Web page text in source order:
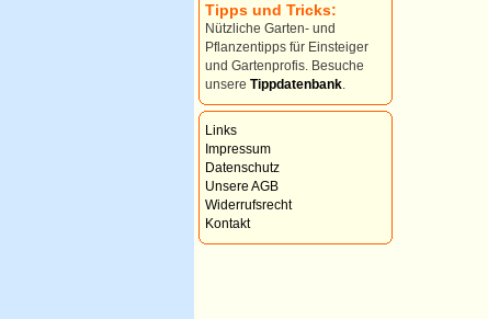
Tipps und Tricks:
Nützliche Garten- und
Pflanzentipps für Einsteiger
und Gartenprofis. Besuche
unsere Tippdatenbank
Links
Impressum
Datenschutz
Unsere AGB
Widerrufsrecht
Kontakt